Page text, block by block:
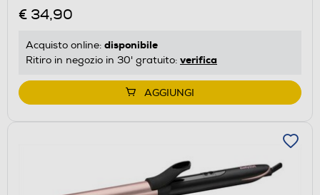
€ 34,90
Acquisto online: disponibile
Ritiro in negozio in 30' gratuito: verifica
AGGIUNGI